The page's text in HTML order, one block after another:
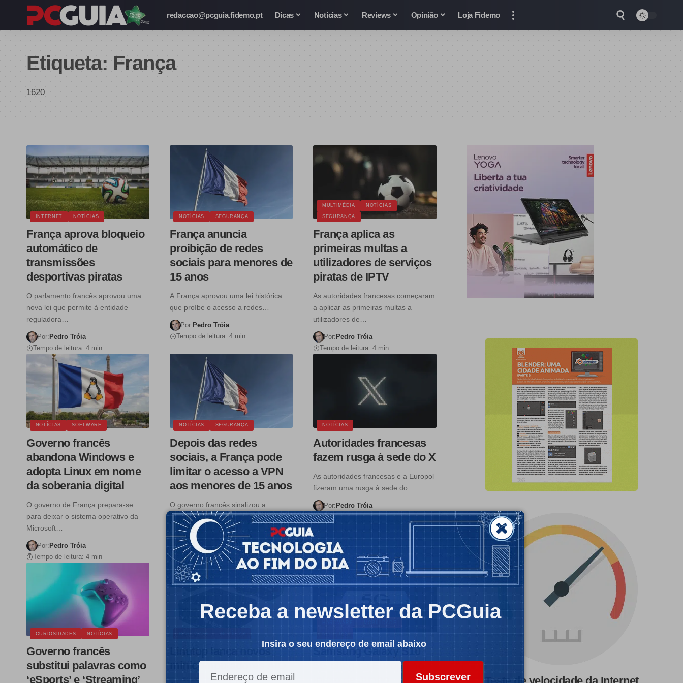
redaccao@pcguia.fidemo.pt Dicas Notícias Reviews Opinião Loja Fidemo
Etiqueta: França
1620
INTERNET NOTÍCIAS
França aprova bloqueio
automático de
transmissões
desportivas piratas
O parlamento francês aprovou uma
nova lei que permite à entidade
reguladora…
Por: Pedro Tróia
Tempo de leitura: 4 min
NOTÍCIAS SEGURANÇA
França anuncia
proibição de redes
sociais para menores de
15 anos
A França aprovou uma lei histórica
que proíbe o acesso a redes…
Por: Pedro Tróia
Tempo de leitura: 4 min
MULTIMÉDIA NOTÍCIAS
SEGURANÇA
França aplica as
primeiras multas a
utilizadores de serviços
piratas de IPTV
As autoridades francesas começaram
a aplicar as primeiras multas a
utilizadores de…
Por: Pedro Tróia
Tempo de leitura: 4 min
NOTÍCIAS SOFTWARE
Governo francês
abandona Windows e
adopta Linux em nome
da soberania digital
O governo de França prepara-se
para deixar o sistema operativo da
Microsoft…
Por:Pedro Tróia
Tempo de leitura: 4 min
NOTÍCIAS SEGURANÇA
Depois das redes
sociais, a França pode
limitar o acesso a VPN
aos menores de 15 anos
O governo francês sinalizou a
intenção de regular e restringir o
uso…
Por:Pedro Tróia
Tempo de leitura: 5 min
NOTÍCIAS
Autoridades francesas
fazem rusga à sede do X
As autoridades francesas e a Europol
fizeram uma rusga à sede do…
Por:Pedro Tróia
Tempo de leitura: 4 min
CURIOSIDADES NOTÍCIAS
Governo francês
substitui palavras como
‘eSports’ e ‘Streaming’
HARDWARE NOTÍCIAS
Linutop lança novos
minicomputadores AiO
NOTÍCIAS
Samsung Galaxy S10
5G chega à Europa no
Receba a newsletter da PCGuia
Insira o seu endereço de email abaixo
Subscrever